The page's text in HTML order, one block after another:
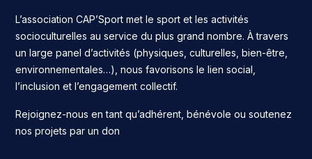
L’association CAP’Sport met le sport et les activités
socioculturelles au service du plus grand nombre. À travers
un large panel d’activités (physiques, culturelles, bien-être,
environnementales…), nous favorisons le lien social,
l’inclusion et l’engagement collectif.
Rejoignez-nous en tant qu’adhérent, bénévole ou soutenez
nos projets par un don